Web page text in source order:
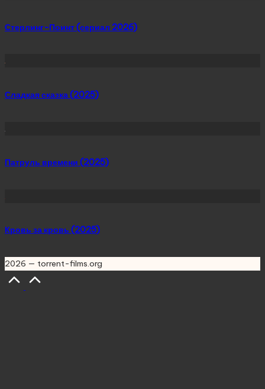
Стерлинг-Поинт (сериал 2026)
Сладкая сказка (2025)
Патруль времени (2025)
Кровь за кровь (2025)
2026 — torrent-films.org